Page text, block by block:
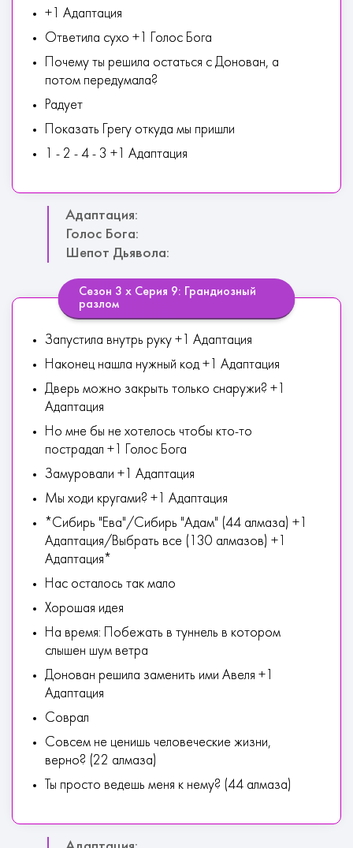
+1 Адаптация
Ответила сухо +1 Голос Бога
Почему ты решила остаться с Донован, а
потом передумала?
Радует
Показать Грегу откуда мы пришли
1 - 2 - 4 - 3 +1 Адаптация
Адаптация:
Голос Бога:
Шепот Дьявола:
Сезон 3 х Серия 9: Грандиозный
разлом
Запустила внутрь руку +1 Адаптация
Наконец нашла нужный код +1 Адаптация
Дверь можно закрыть только снаружи? +1
Адаптация
Но мне бы не хотелось чтобы кто-то
пострадал +1 Голос Бога
Замуровали +1 Адаптация
Мы ходи кругами? +1 Адаптация
*Сибирь "Ева"/Сибирь "Адам" (44 алмаза) +1
Адаптация/Выбрать все (130 алмазов) +1
Адаптация*
Нас осталось так мало
Хорошая идея
На время: Побежать в туннель в котором
слышен шум ветра
Донован решила заменить ими Авеля +1
Адаптация
Соврал
Совсем не ценишь человеческие жизни,
верно? (22 алмаза)
Ты просто ведешь меня к нему? (44 алмаза)